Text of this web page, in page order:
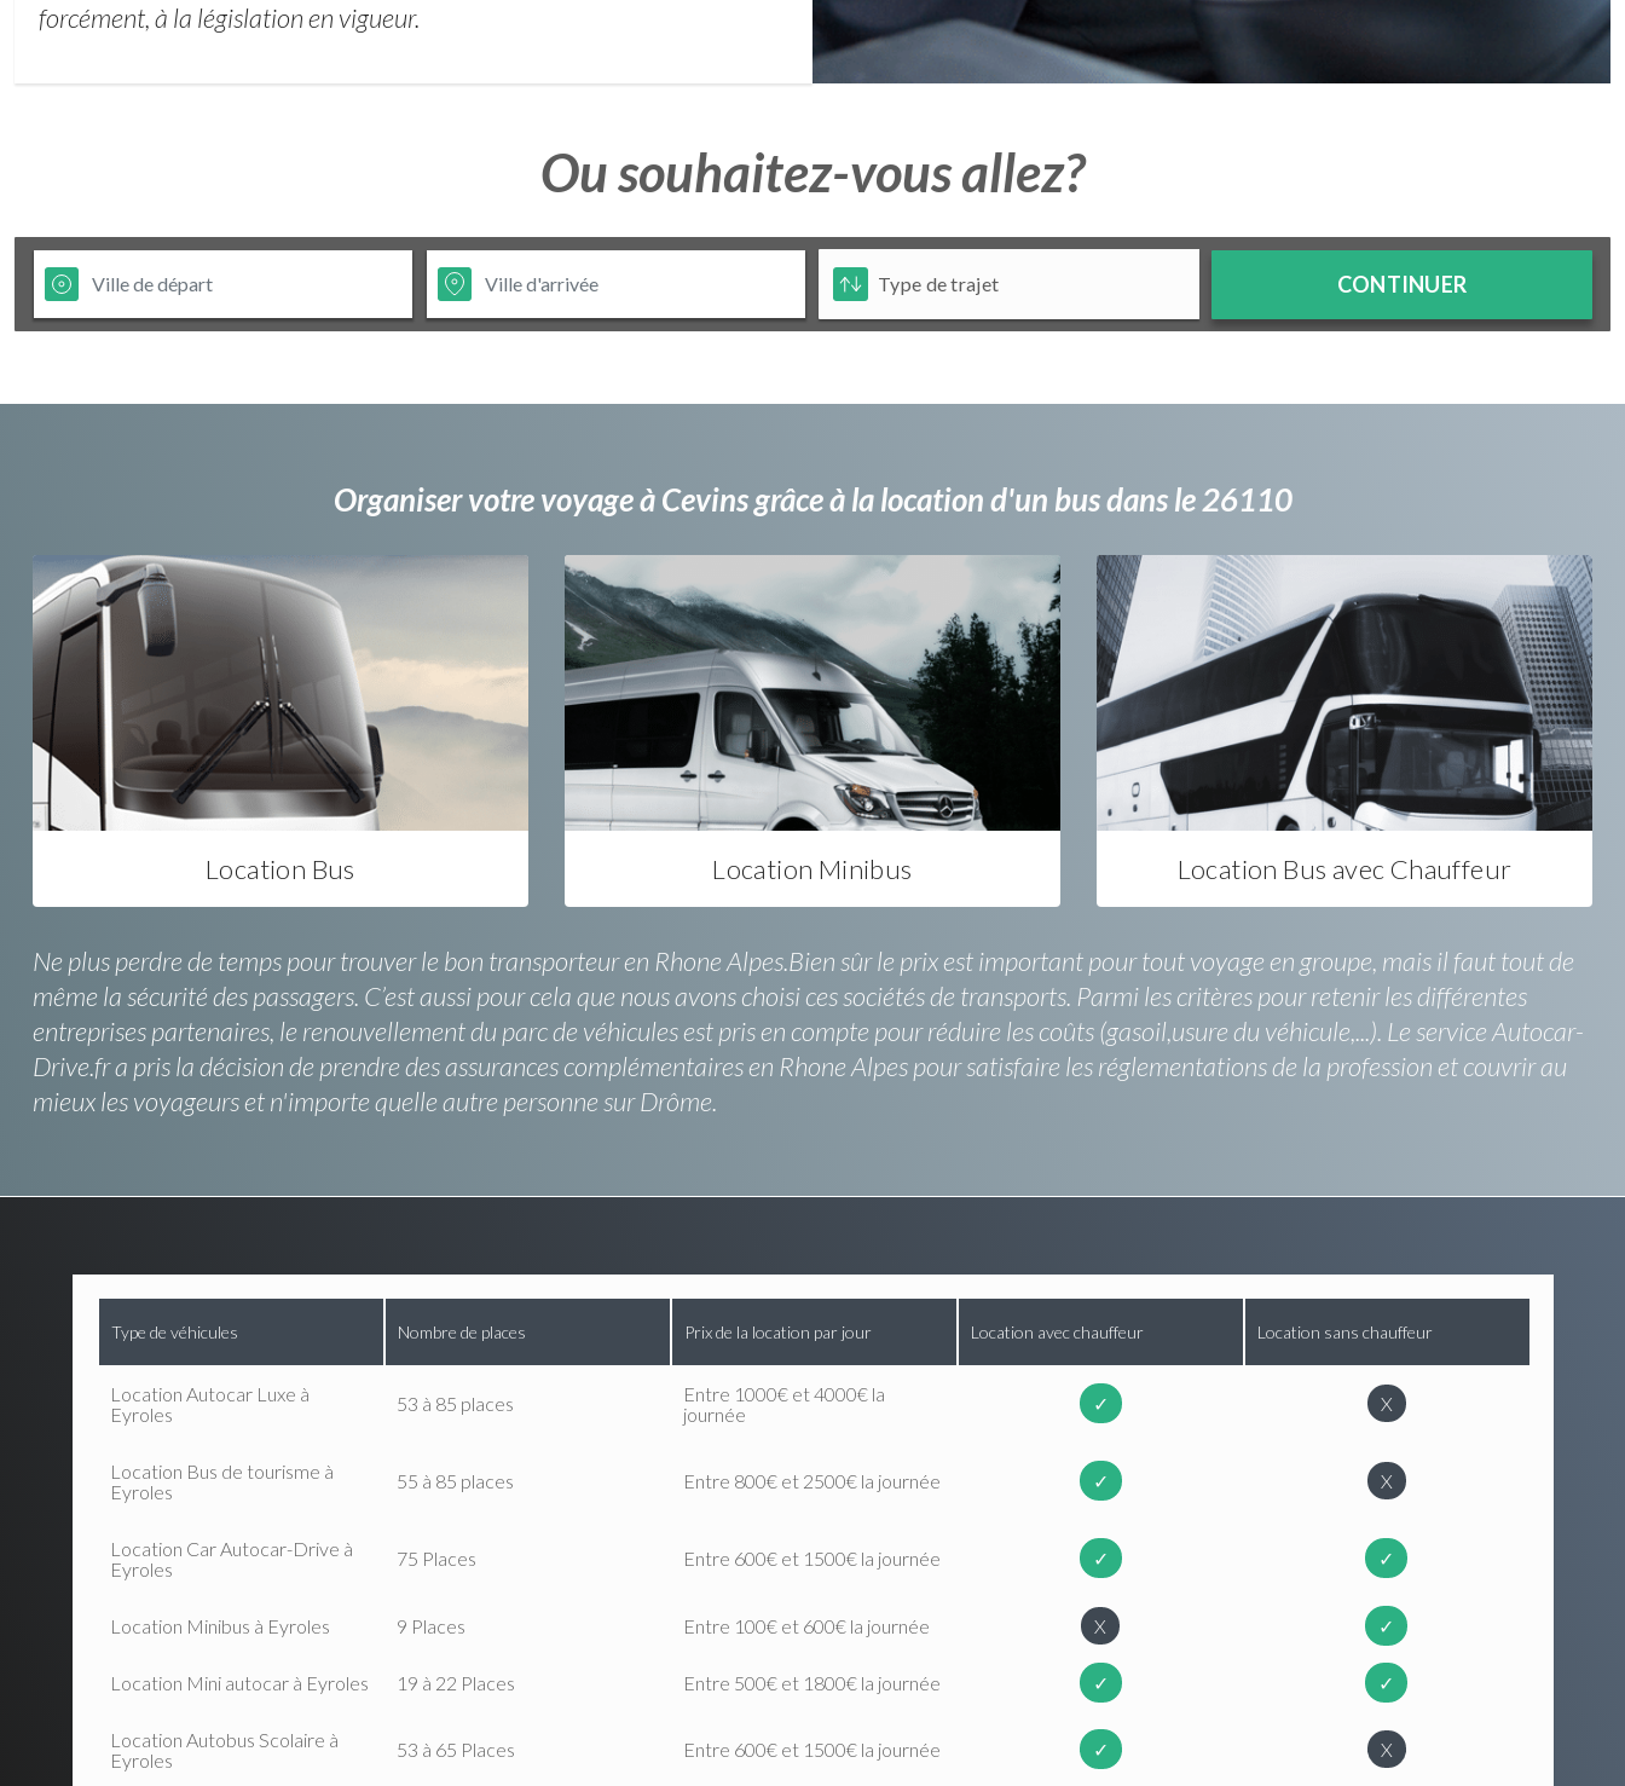
forcément, à la législation en vigueur.
Ou souhaitez-vous allez?
CONTINUER
Organiser votre voyage à Cevins grâce à la location d'un bus dans le 26110
Location Bus Location Minibus Location Bus avec Chauffeur
Ne plus perdre de temps pour trouver le bon transporteur en Rhone Alpes.Bien sûr le prix est important pour tout voyage en groupe, mais il faut tout de
même la sécurité des passagers. C’est aussi pour cela que nous avons choisi ces sociétés de transports. Parmi les critères pour retenir les différentes
entreprises partenaires, le renouvellement du parc de véhicules est pris en compte pour réduire les coûts (gasoil,usure du véhicule,...). Le service Autocar-
Drive.fr a pris la décision de prendre des assurances complémentaires en Rhone Alpes pour satisfaire les réglementations de la profession et couvrir au
mieux les voyageurs et n'importe quelle autre personne sur Drôme.
Type de véhicules Nombre de places Prix de la location par jour Location avec chauffeur Location sans chauffeur
Location Autocar Luxe à
Eyroles
53 à 85 places
Entre 1000€ et 4000€ la
journée
✓ X
Location Bus de tourisme à
Eyroles
55 à 85 places Entre 800€ et 2500€ la journée ✓ X
Location Car Autocar-Drive à
Eyroles
75 Places Entre 600€ et 1500€ la journée ✓ ✓
Location Minibus à Eyroles 9 Places Entre 100€ et 600€ la journée X ✓
Location Mini autocar à Eyroles 19 à 22 Places Entre 500€ et 1800€ la journée ✓ ✓
Location Autobus Scolaire à
Eyroles
53 à 65 Places Entre 600€ et 1500€ la journée ✓ X